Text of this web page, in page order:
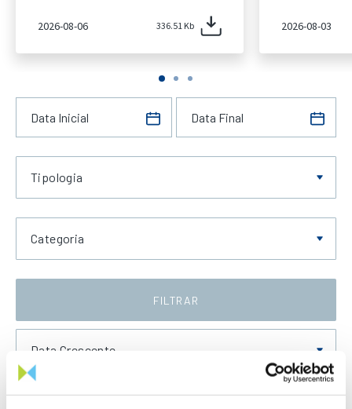
2026-08-06 336.51 Kb 2026-08-03
Tipologia
Categoria
FILTRAR
Data Crescente